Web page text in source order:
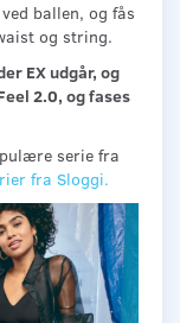
ballen, og fås
og string.
EX udgår, og
2.0, og fases
serie fra
fra Sloggi.